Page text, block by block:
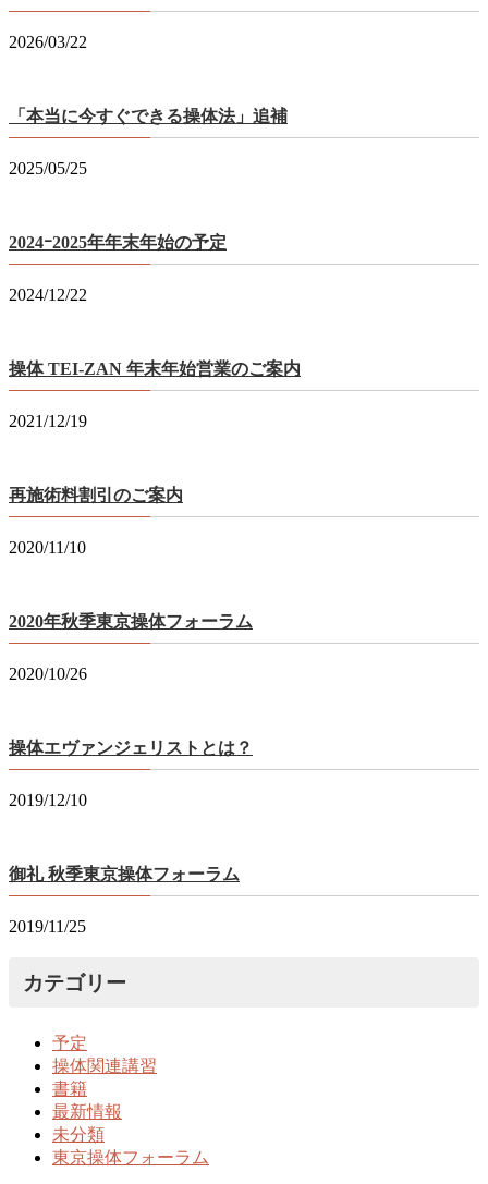
2026/03/22
「本当に今すぐできる操体法」追補
2025/05/25
2024ｰ2025年年末年始の予定
2024/12/22
操体 TEI-ZAN 年末年始営業のご案内
2021/12/19
再施術料割引のご案内
2020/11/10
2020年秋季東京操体フォーラム
2020/10/26
操体エヴァンジェリストとは？
2019/12/10
御礼 秋季東京操体フォーラム
2019/11/25
カテゴリー
予定
操体関連講習
書籍
最新情報
未分類
東京操体フォーラム